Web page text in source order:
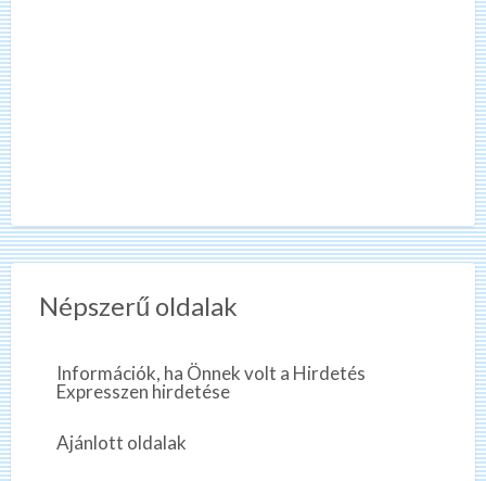
Népszerű oldalak
Információk, ha Önnek volt a Hirdetés
Expresszen hirdetése
Ajánlott oldalak